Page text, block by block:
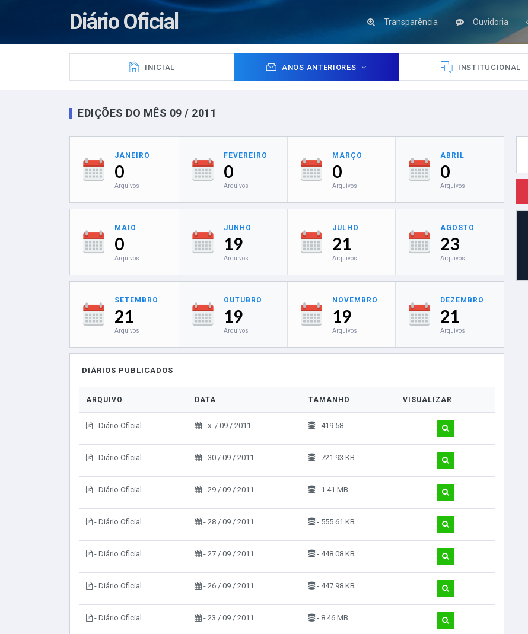
Diário Oficial Transparência Ouvidoria
INICIAL ANOS ANTERIORES INSTITUCIONAL
EDIÇÕES DO MÊS 09 / 2011
JANEIRO
0
Arquivos
FEVEREIRO
0
Arquivos
MARÇO
0
Arquivos
ABRIL
0
Arquivos
MAIO
0
Arquivos
JUNHO
19
Arquivos
JULHO
21
Arquivos
AGOSTO
23
Arquivos
SETEMBRO
21
Arquivos
OUTUBRO
19
Arquivos
NOVEMBRO
19
Arquivos
DEZEMBRO
21
Arquivos
DIÁRIOS PUBLICADOS
ARQUIVO DATA TAMANHO VISUALIZAR
- Diário Oficial - x. / 09 / 2011 - 419.58
- Diário Oficial - 30 / 09 / 2011 - 721.93 KB
- Diário Oficial - 29 / 09 / 2011 - 1.41 MB
- Diário Oficial - 28 / 09 / 2011 - 555.61 KB
- Diário Oficial - 27 / 09 / 2011 - 448.08 KB
- Diário Oficial - 26 / 09 / 2011 - 447.98 KB
- Diário Oficial - 23 / 09 / 2011 - 8.46 MB